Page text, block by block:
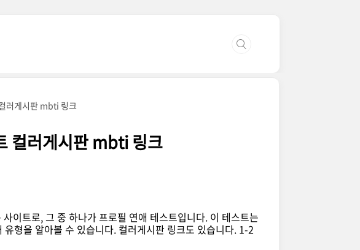
러게시판 mbti 링크
컬러게시판 mbti 링크
이트로, 그 중 하나가 프로필 연애 테스트입니다. 이 테스트는
형을 알아볼 수 있습니다. 컬러게시판 링크도 있습니다. 1-2